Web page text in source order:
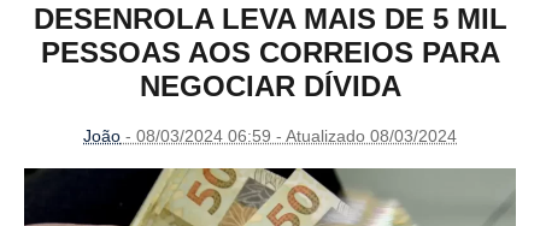
DESENROLA LEVA MAIS DE 5 MIL
PESSOAS AOS CORREIOS PARA
NEGOCIAR DÍVIDA
João - 08/03/2024 06:59 - Atualizado 08/03/2024